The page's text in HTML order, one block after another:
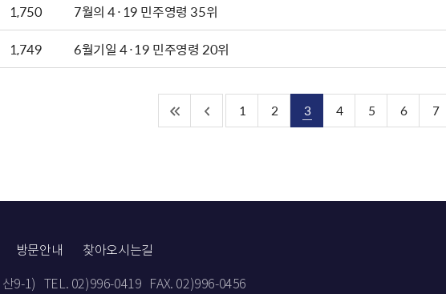
1,750
7월의 4·19 민주영령 35위
1,749
6월기일 4·19 민주영령 20위
1 2 3 4 5 6 7
방문안내 찾아오시는길
9-1) TEL. 02)996-0419 FAX. 02)996-0456